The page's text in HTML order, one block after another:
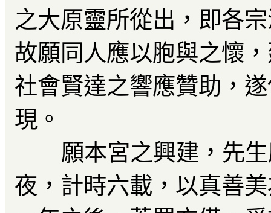
之大原靈所從出，即各
故願同人應以胞與之懷
社會賢達之響應贊助，
現。
願本宮之興建，先生
夜，計時六載，以真善